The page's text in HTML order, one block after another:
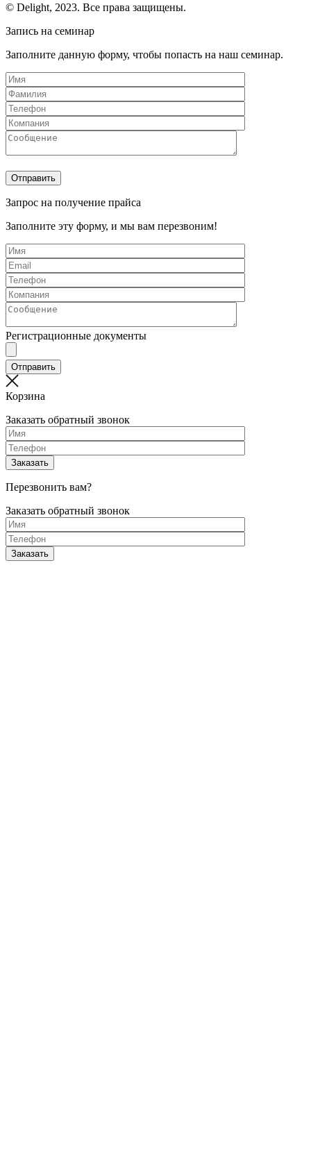
© Delight, 2023. Все права защищены.
Запись на семинар
Заполните данную форму, чтобы попасть на наш семинар.
Запрос на получение прайса
Заполните эту форму, и мы вам перезвоним!
Регистрационные документы
Корзина
Заказать обратный звонок
Перезвонить вам?
Заказать обратный звонок